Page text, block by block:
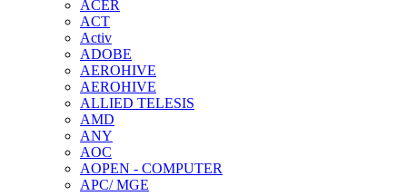
ACER
ACT
Activ
ADOBE
AEROHIVE
AEROHIVE
ALLIED TELESIS
AMD
ANY
AOC
AOPEN - COMPUTER
APC/ MGE